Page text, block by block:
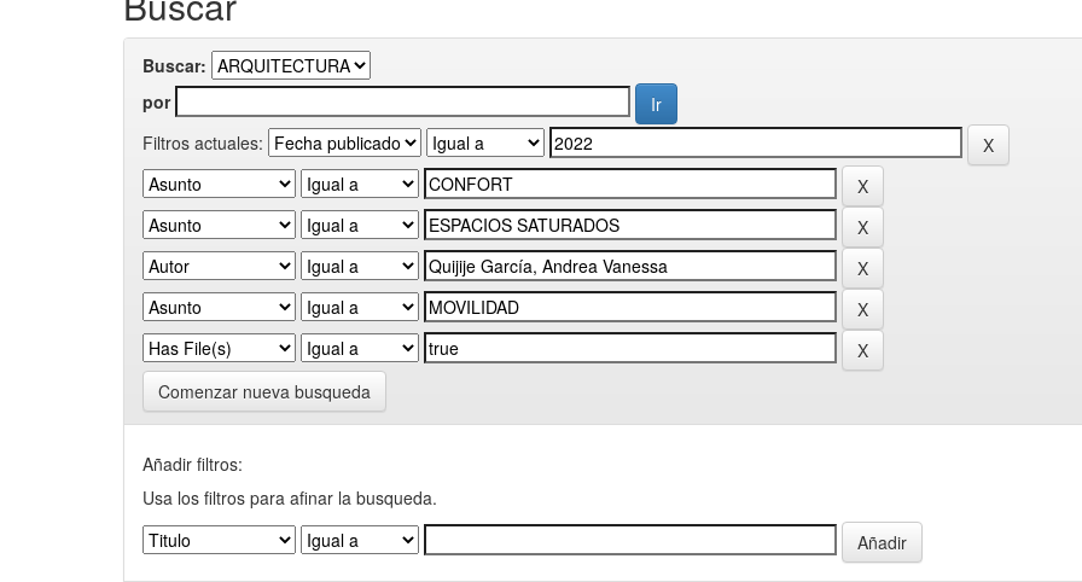
Buscar:
por
Filtros actuales:
Comenzar nueva busqueda
Añadir filtros:
Usa los filtros para afinar la busqueda.